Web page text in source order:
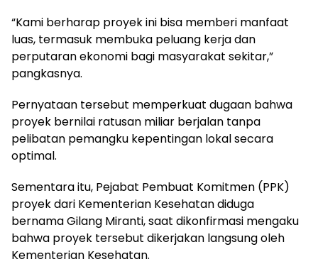
“Kami berharap proyek ini bisa memberi manfaat
luas, termasuk membuka peluang kerja dan
perputaran ekonomi bagi masyarakat sekitar,”
pangkasnya.
Pernyataan tersebut memperkuat dugaan bahwa
proyek bernilai ratusan miliar berjalan tanpa
pelibatan pemangku kepentingan lokal secara
optimal.
Sementara itu, Pejabat Pembuat Komitmen (PPK)
proyek dari Kementerian Kesehatan diduga
bernama Gilang Miranti, saat dikonfirmasi mengaku
bahwa proyek tersebut dikerjakan langsung oleh
Kementerian Kesehatan.